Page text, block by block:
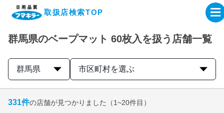
取扱店検索TOP
企業・IR情報サイト
製品情報サイト
オンラインショップ
群馬県のベープマット 60枚入を扱う店舗一覧
群馬県 市区町村を選ぶ
331件の店舗が見つかりました （1~20件目）